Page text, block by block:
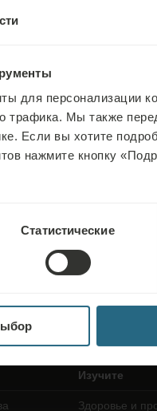
для персонализации
трафика. Мы также
Если вы хотите
нажмите кнопку
Статистические
предложения
к нашей программе
скидки, льготы или
новостей, нажмите
Изучите
Здоровье и